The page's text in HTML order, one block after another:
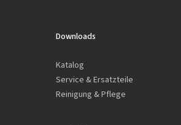
Downloads
Katalog
Service & Ersatzteile
Reinigung & Pflege